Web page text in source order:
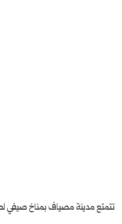
تتمتع مدينة مصياف بمناخ صيفي